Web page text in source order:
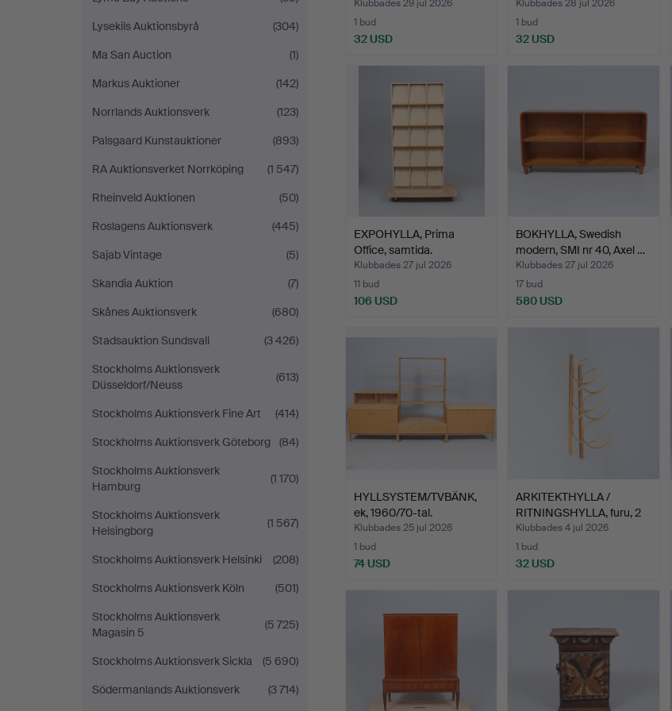
Lysekils Auktionsbyrå
(304)
Ma San Auction
(1)
Markus Auktioner
(142)
Norrlands Auktionsverk
(123)
Palsgaard Kunstauktioner
(893)
RA Auktionsverket Norrköping
(1 547)
Rheinveld Auktionen
(50)
Roslagens Auktionsverk
(445)
Sajab Vintage
(5)
Skandia Auktion
(7)
Skånes Auktionsverk
(680)
Stadsauktion Sundsvall
(3 426)
Stockholms Auktionsverk
Düsseldorf/Neuss
(613)
Stockholms Auktionsverk Fine Art
(414)
Stockholms Auktionsverk Göteborg
(84)
Stockholms Auktionsverk
Hamburg
(1 170)
Stockholms Auktionsverk
Helsingborg
(1 567)
Stockholms Auktionsverk Helsinki
(208)
Stockholms Auktionsverk Köln
(501)
Stockholms Auktionsverk
Magasin 5
(5 725)
Stockholms Auktionsverk Sickla
(5 690)
Södermanlands Auktionsverk
(3 714)
Klubbades 29 jul 2026
1 bud
32 USD
Klubbades 28 jul 2026
1 bud
32 USD
EXPOHYLLA, Prima
Office, samtida.
Klubbades 27 jul 2026
11 bud
106 USD
BOKHYLLA, Swedish
modern, SMI nr 40, Axel …
Klubbades 27 jul 2026
17 bud
580 USD
HYLLSYSTEM/TVBÄNK,
ek, 1960/70-tal.
Klubbades 25 jul 2026
1 bud
74 USD
ARKITEKTHYLLA /
RITNINGSHYLLA, furu, 2
del…
Klubbades 4 jul 2026
1 bud
32 USD